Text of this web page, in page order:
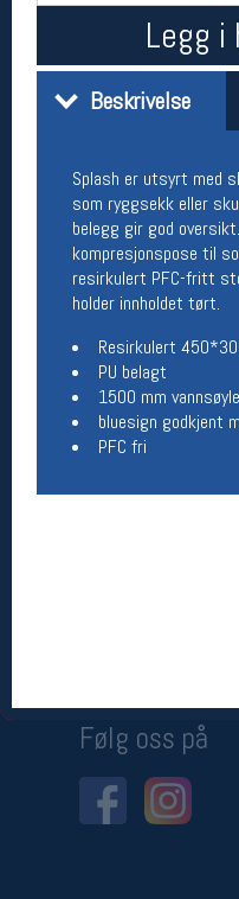
Legg i
Beskrivelse
Splash er utsyrt med
som ryggsekk eller
belegg gir god
kompresjonspose til
resirkulert PFC-fritt
holder innholdet tørt.
Resirkulert
PU belagt
1500 mm vannsøyle
bluesign godkjent
PFC fri
Team Oslo
Medlemstilbud og
MELD DEG INN
Åpningstider
Man-Fredag:
Lørdag:
Om verkstedet
For å bestille time må
nettbutikken og trykke
linjen
Betingelser
Salgsbetingelser
Informasjonskapsler
Følg oss på